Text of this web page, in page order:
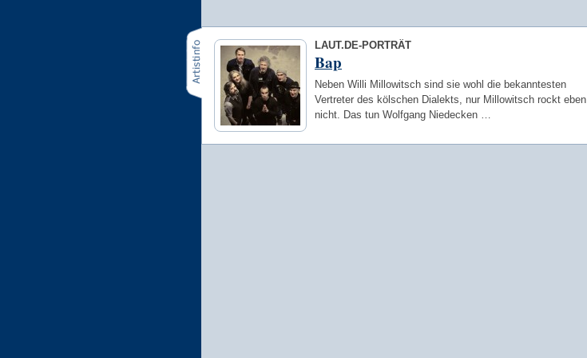
LAUT.DE-PORTRÄT
Bap
Neben Willi Millowitsch sind sie wohl die bekanntesten
Vertreter des kölschen Dialekts, nur Millowitsch rockt eben
nicht. Das tun Wolfgang Niedecken …